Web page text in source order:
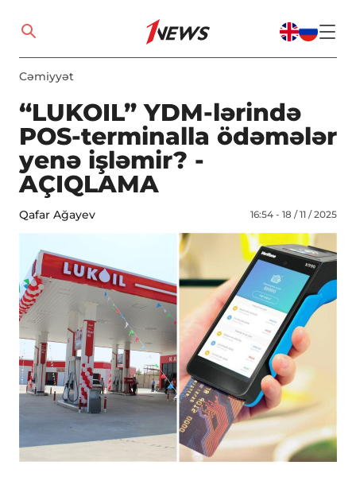
Cəmiyyət
“LUKOIL” YDM-lərində
POS-terminalla ödəmələr
yenə işləmir? -
AÇIQLAMA
Qafar Ağayev 16:54 - 18 / 11 / 2025